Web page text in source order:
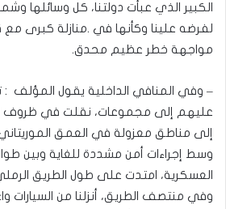
الكبير الذي عبأت دولتنا، كل وسائلها
لفرضه علينا وكأنها في .منازلة كبرى
مواجهة خطر عظيم محدق.
– وفي المنافي الداخلية يقول المؤلف :
عليهم إلى مجموعات، نقلت في ظروف
إلى مناطق معزولة في العمق الموريتاني..
وسط إجراءات أمن مشددة للغاية وبين
العسكرية، امتدت على طول الطريق
وفي منتصف الطريق، أنزلنا من السيارات